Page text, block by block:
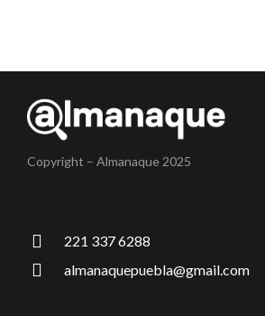
Copyright – Almanaque 2025
221 337 6288
almanaquepuebla@gmail.com